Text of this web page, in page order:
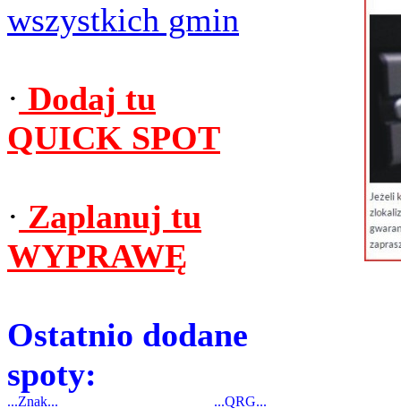
wszystkich gmin
· Dodaj tu
QUICK SPOT
· Zaplanuj tu
WYPRAWĘ
Ostatnio dodane
spoty:
...Znak... ...QRG...